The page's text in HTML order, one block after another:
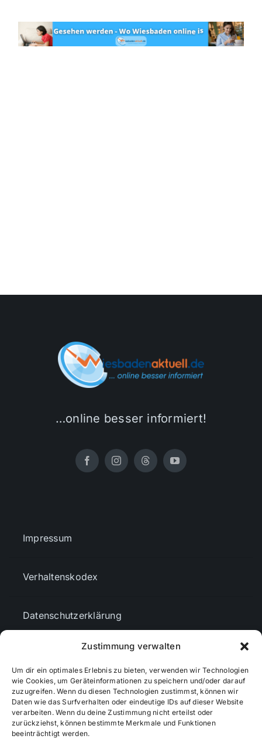
Zustimmung verwalten
Um dir ein optimales Erlebnis zu bieten, verwenden wir Technologien
wie Cookies, um Geräteinformationen zu speichern und/oder darauf
zuzugreifen. Wenn du diesen Technologien zustimmst, können wir
Daten wie das Surfverhalten oder eindeutige IDs auf dieser Website
verarbeiten. Wenn du deine Zustimmung nicht erteilst oder
zurückziehst, können bestimmte Merkmale und Funktionen
beeinträchtigt werden.
…online besser informiert!
Impressum
Verhaltenskodex
Datenschutzerklärung
Cookie-Richtlinie (EU)
Mediendaten